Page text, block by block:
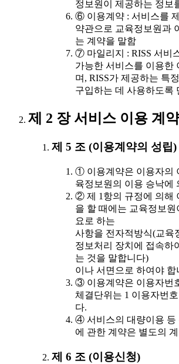
정보원이 제공하는 정보
⑥ 이용계약 : 서비스를
약관으로 교육정보원과
는 계약을 말함
⑦ 마일리지 : RISS 서비
가능한 서비스를 이용한
며, RISS가 제공하는 특
구입하는 데 사용하도록
제 2 장 서비스 이용 계약
제 5 조 (이용계약의 성립)
① 이용계약은 이용자의
육정보원의 이용 승낙에
② 제 1항의 규정에 의해
을 할 때에는 교육정보
요로 하는
사항을 전자적방식(교육
정보처리 장치에 접속하
는 것을 말합니다)
이나 서면으로 하여야 합
③ 이용계약은 이용자번
체결단위는 1 이용자번
다.
④ 서비스의 대량이용 등
에 관한 계약은 별도의
제 6 조 (이용신청)